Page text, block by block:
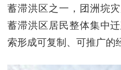
蓄滞洪区之一，团洲垸
蓄滞洪区居民整体集中
索形成可复制、可推广的